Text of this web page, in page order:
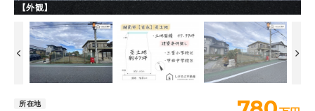
【外観】
所在地